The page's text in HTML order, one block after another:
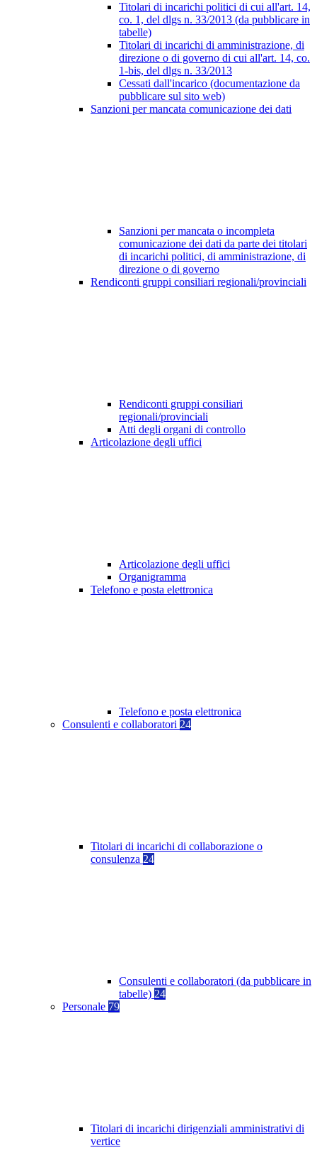
Titolari di incarichi politici di cui all'art. 14,
co. 1, del dlgs n. 33/2013 (da pubblicare in
tabelle)
Titolari di incarichi di amministrazione, di
direzione o di governo di cui all'art. 14, co.
1-bis, del dlgs n. 33/2013
Cessati dall'incarico (documentazione da
pubblicare sul sito web)
Sanzioni per mancata comunicazione dei dati
Sanzioni per mancata o incompleta
comunicazione dei dati da parte dei titolari
di incarichi politici, di amministrazione, di
direzione o di governo
Rendiconti gruppi consiliari regionali/provinciali
Rendiconti gruppi consiliari
regionali/provinciali
Atti degli organi di controllo
Articolazione degli uffici
Articolazione degli uffici
Organigramma
Telefono e posta elettronica
Telefono e posta elettronica
Consulenti e collaboratori 24
Titolari di incarichi di collaborazione o
consulenza 24
Consulenti e collaboratori (da pubblicare in
tabelle) 24
Personale 79
Titolari di incarichi dirigenziali amministrativi di
vertice